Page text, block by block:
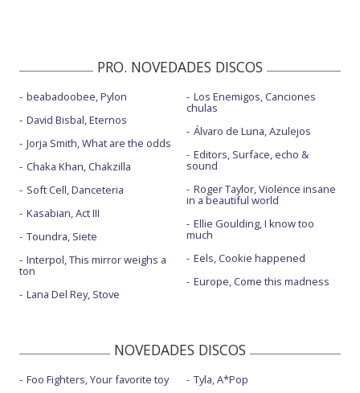
PRO. NOVEDADES DISCOS
beabadoobee, Pylon
David Bisbal, Eternos
Jorja Smith, What are the odds
Chaka Khan, Chakzilla
Soft Cell, Danceteria
Kasabian, Act III
Toundra, Siete
Interpol, This mirror weighs a
ton
Lana Del Rey, Stove
Los Enemigos, Canciones
chulas
Álvaro de Luna, Azulejos
Editors, Surface, echo &
sound
Roger Taylor, Violence insane
in a beautiful world
Ellie Goulding, I know too
much
Eels, Cookie happened
Europe, Come this madness
NOVEDADES DISCOS
Foo Fighters, Your favorite toy
Tyla, A*Pop